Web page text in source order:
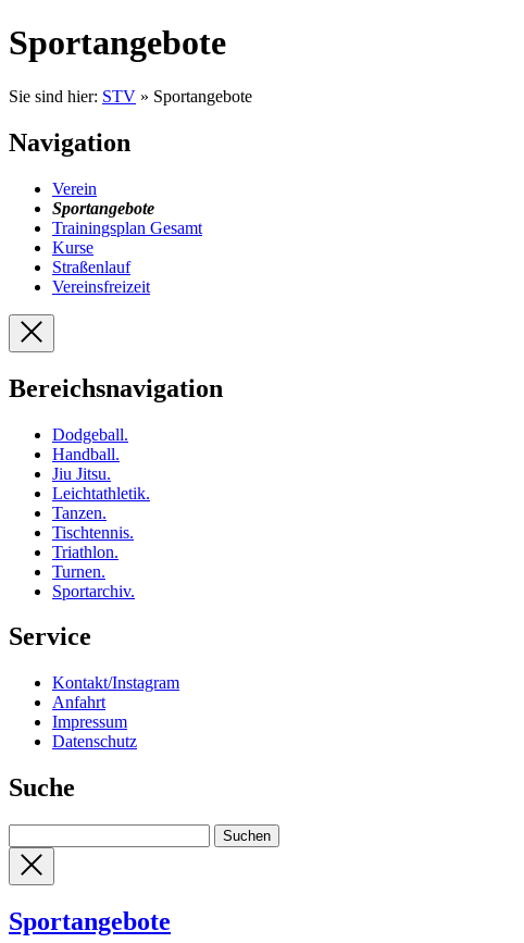
Sportangebote
Sie sind hier: STV » Sportangebote
Navigation
Verein
Sportangebote
Trainingsplan Gesamt
Kurse
Straßenlauf
Vereinsfreizeit
Bereichsnavigation
Dodgeball.
Handball.
Jiu Jitsu.
Leichtathletik.
Tanzen.
Tischtennis.
Triathlon.
Turnen.
Sportarchiv.
Service
Kontakt/Instagram
Anfahrt
Impressum
Datenschutz
Suche
Sportangebote